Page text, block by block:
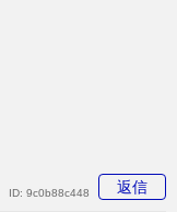
返信
ID: 9c0b88c448